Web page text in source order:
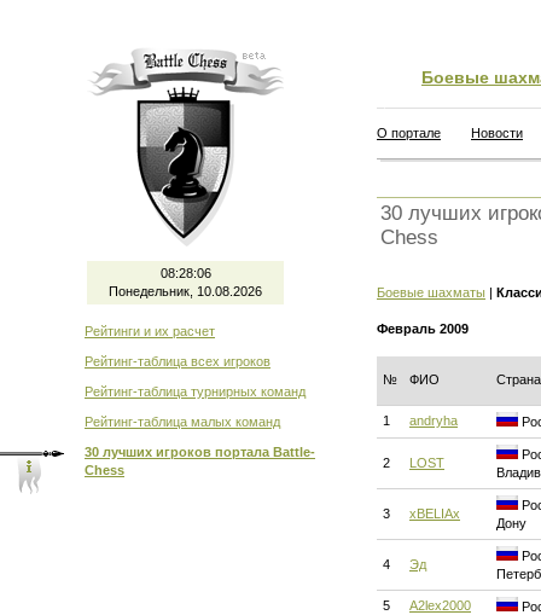
08:28:07
Понедельник, 10.08.2026
Рейтинги и их расчет
Рейтинг-таблица всех игроков
Рейтинг-таблица турнирных команд
Рейтинг-таблица малых команд
30 лучших игроков портала Battle-
Chess
Боевые
О портале Новости
30 лучших
Chess
Боевые шахматы |
Февраль 2009
№ ФИО Страна
1 andryha
2 LOST
3 xBELIAx
Дону
4 Эд
5 A2lex2000